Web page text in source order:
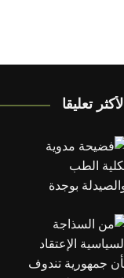
الأكثر تعليقا